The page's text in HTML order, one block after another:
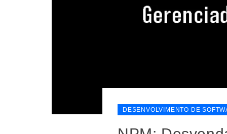
DESENVOLVIMENTO DE